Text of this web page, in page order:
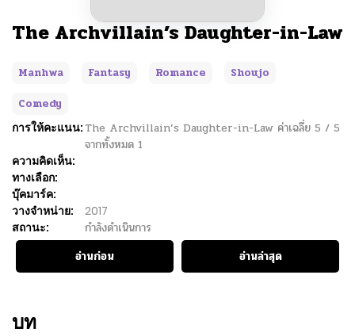
The Archvillain’s Daughter-in-Law
Manhwa Fantasy Romance
Shoujo
Comedy
การให้คะแนน: The Archvillain’s Daughter-in-Law ค่าเฉลี่ย 5 / 5
จากทั้งหมด 1
ความคิดเห็น:
ทางเลือก:
บุ๊คมาร์ค:
วางจำหน่าย:
2017
สถานะ:
กำลังดำเนินการ
อ่านก่อน
อ่านล่าสุด
บท